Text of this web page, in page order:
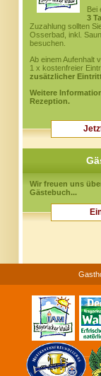
Bei
3
Zuzahlung sollten
Osserbad, inkl.
besuchen.
Ab einem Aufenhalt
1 x kostenfreier
zusätzlicher
Weitere
Rezeption.
Wir freuen uns
Gästebuch...